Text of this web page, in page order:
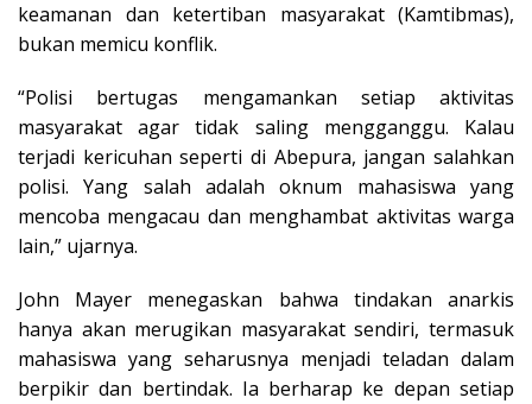
keamanan dan ketertiban masyarakat (Kamtibmas),
bukan memicu konflik.
“Polisi bertugas mengamankan setiap aktivitas
masyarakat agar tidak saling mengganggu. Kalau
terjadi kericuhan seperti di Abepura, jangan salahkan
polisi. Yang salah adalah oknum mahasiswa yang
mencoba mengacau dan menghambat aktivitas warga
lain,” ujarnya.
John Mayer menegaskan bahwa tindakan anarkis
hanya akan merugikan masyarakat sendiri, termasuk
mahasiswa yang seharusnya menjadi teladan dalam
berpikir dan bertindak. Ia berharap ke depan setiap